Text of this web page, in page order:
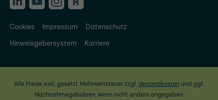
Cookies Impressum
Datenschutz
Hinweisgebersystem
Karriere
Alle Preise exkl. gesetzl. Mehrwertsteuer zzgl.Versandkosten und ggf.
Nachnahmegebühren, wenn nicht anders angegeben.